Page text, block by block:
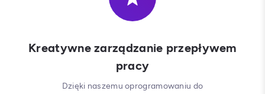
Kreatywne zarządzanie przepływem
pracy
Dzięki naszemu oprogramowaniu do